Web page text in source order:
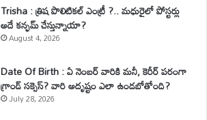
Trisha : త్రిష పొలిటికల్ ఎంట్రీ ?.. మధురైలో పోస్టర్లు
అదే కన్ఫమ్ చేస్తున్నాయా?
August 4, 2026
Date Of Birth : ఏ నెంబర్ వారికి మనీ, కెరీర్ పరంగా
గ్రాండ్ సక్సెస్? వారి అదృష్టం ఎలా ఉండబోతోంది?
July 28, 2026